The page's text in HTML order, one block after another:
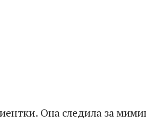
Она следила за